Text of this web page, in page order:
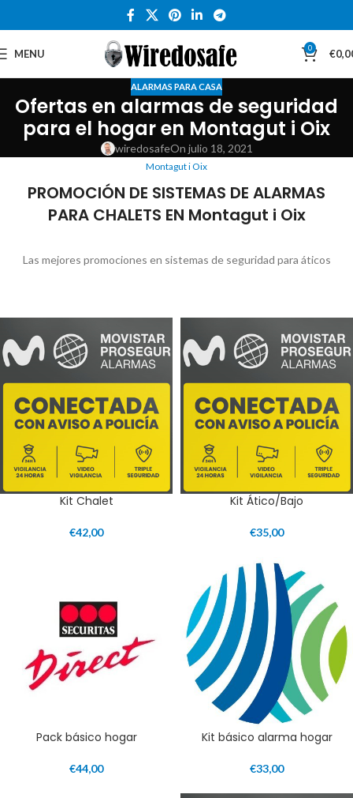
MENU 0 €
ALARMAS PARA CASA
Ofertas en alarmas de seguridad
para el hogar en Montagut i Oix
wiredosafeOn julio 18, 2021
Montagut i Oix
PROMOCIÓN DE SISTEMAS DE ALARMAS
PARA CHALETS EN Montagut i Oix
Las mejores promociones en sistemas de seguridad para áticos
Kit Chalet
€42,00
Kit Ático/Bajo
€35,00
Pack básico hogar
€44,00
Kit básico alarma hogar
€33,00